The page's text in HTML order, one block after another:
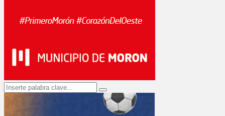
Search
for:
Search